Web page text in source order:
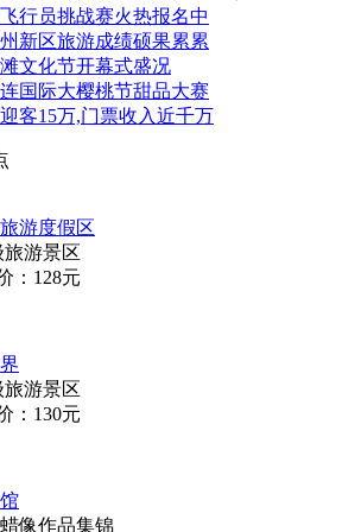
行员挑战赛火热报名中
新区旅游成绩硕果累累
文化节开幕式盛况
连国际大樱桃节甜品大赛
客15万,门票收入近千万
游度假区
游景区
：128元
游景区
：130元
像作品集锦